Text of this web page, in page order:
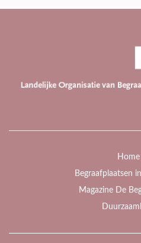
Home
Begraafplaatsen
Magazine De